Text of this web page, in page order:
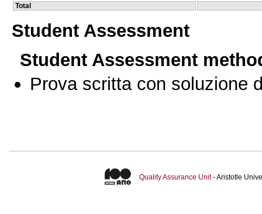
Total
Student Assessment
Student Assessment
Prova scritta con soluzione
Quality Assurance Unit- Aristotle